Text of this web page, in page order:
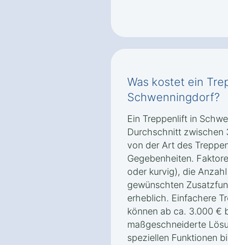
Was kostet ein
Schwenningdorf?
Ein Treppenlift in
Durchschnitt zwischen
von der Art des
Gegebenheiten.
oder kurvig), die
gewünschten
erheblich. Einfachere
können ab ca. 3.000 €
maßgeschneiderte
speziellen Funktionen